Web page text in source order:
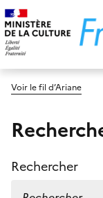
Voir le fil d’Ariane
Rechercher